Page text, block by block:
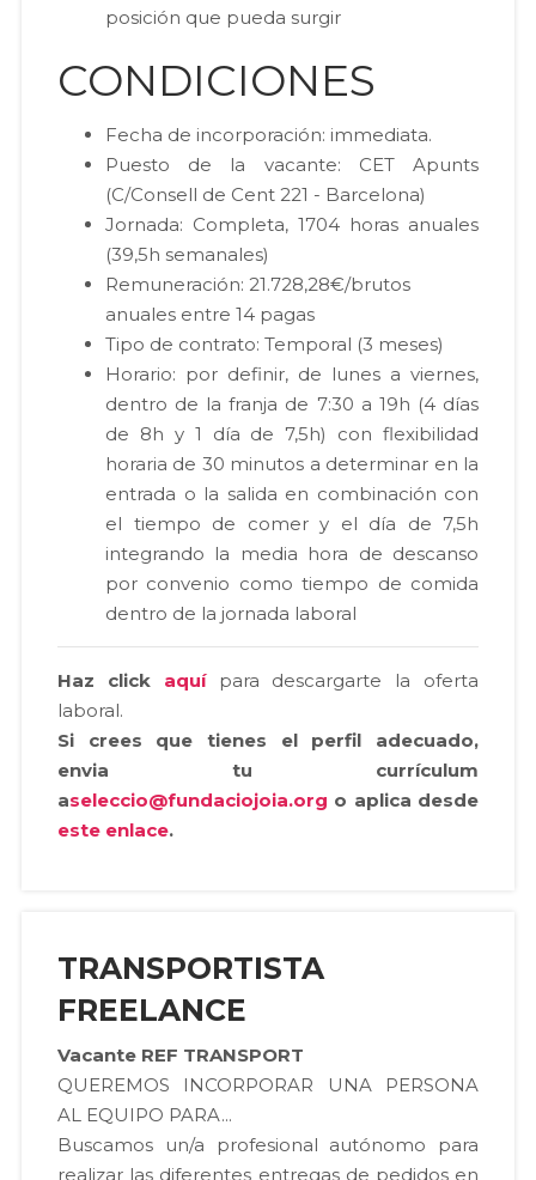
posición que pueda surgir
CONDICIONES
Fecha de incorporación: immediata.
Puesto de la vacante: CET Apunts
(C/Consell de Cent 221 - Barcelona)
Jornada: Completa, 1704 horas anuales
(39,5h semanales)
Remuneración: 21.728,28€/brutos
anuales entre 14 pagas
Tipo de contrato: Temporal (3 meses)
Horario: por definir, de lunes a viernes,
dentro de la franja de 7:30 a 19h (4 días
de 8h y 1 día de 7,5h) con flexibilidad
horaria de 30 minutos a determinar en la
entrada o la salida en combinación con
el tiempo de comer y el día de 7,5h
integrando la media hora de descanso
por convenio como tiempo de comida
dentro de la jornada laboral
Haz click aquí
para descargarte la oferta
laboral.
Si crees que tienes el perfil adecuado,
envia tu currículum
aseleccio@fundaciojoia.org o aplica desde
este enlace.
TRANSPORTISTA
FREELANCE
Vacante REF TRANSPORT
QUEREMOS INCORPORAR UNA PERSONA
AL EQUIPO PARA...
Buscamos un/a profesional autónomo para
realizar las diferentes entregas de pedidos en